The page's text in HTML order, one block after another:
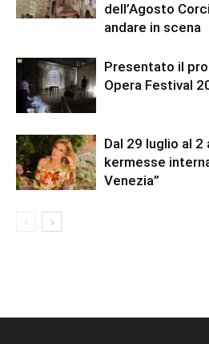
dell’Agosto
andare in scena
Presentato il
Opera Festival
Dal 29 luglio al
kermesse
Venezia”